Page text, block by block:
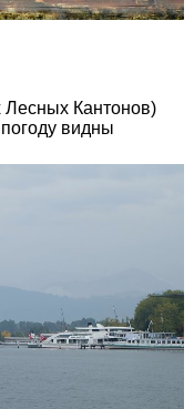
Лесных Кантонов)
видны